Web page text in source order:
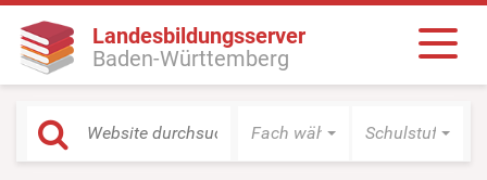
Landesbildungsserver
Baden-Württemberg
Fach wählen Schulstufe